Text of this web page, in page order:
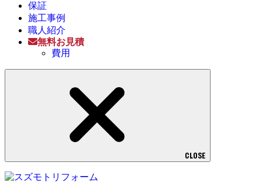
保証
施工事例
職人紹介
無料お見積
費用
CLOSE